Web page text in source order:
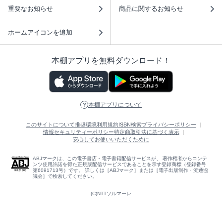
重要なお知らせ 商品に関するお知らせ
ホームアイコンを追加
本棚アプリを無料ダウンロード！
本棚アプリについて
このサイトについて推奨環境利用規約 ISBN検索プライバシーポリシー
情報セキュリティーポリシー特定商取引法に基づく表示
安心してお使いいただくために
ABJマークは、この電子書店・電子書籍配信サービスが、 著作権者からコンテ
ンツ使用許諾を得た正規版配信サービスであることを示す登録商標（登録番号
第6091713号）です。 詳しくは［ABJマーク］または［電子出版制作・流通協
議会］で検索してください。
(C)NTTソルマーレ